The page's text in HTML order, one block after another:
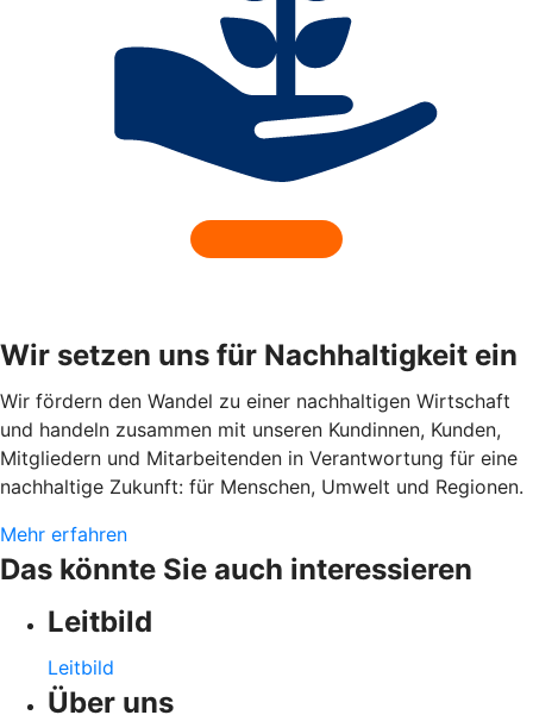
Wir setzen uns für Nachhaltigkeit ein
Wir fördern den Wandel zu einer nachhaltigen Wirtschaft
und handeln zusammen mit unseren Kundinnen, Kunden,
Mitgliedern und Mitarbeitenden in Verantwortung für eine
nachhaltige Zukunft: für Menschen, Umwelt und Regionen.
Mehr erfahren
Das könnte Sie auch interessieren
Leitbild
Leitbild
Über uns